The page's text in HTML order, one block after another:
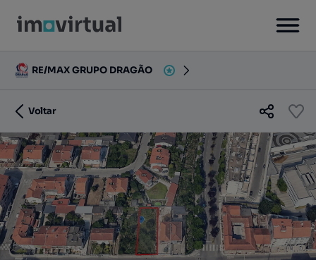
RE/MAX GRUPO DRAGÃO
Voltar